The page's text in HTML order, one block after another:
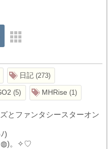
日記 273
5 MHRise 1
とファンタシースターオン
)
◍)。✧♡